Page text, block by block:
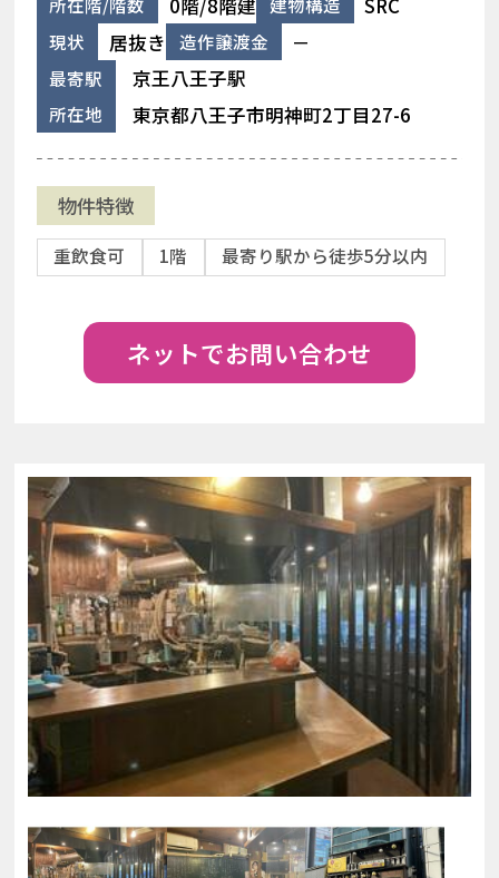
0階/8階建 SRC
現状 居抜き 造作譲渡金 －
最寄駅 京王八王子駅
所在地 東京都八王子市明神町2丁目27-6
物件特徴
重飲食可 1階 最寄り駅から徒歩5分以内
ネットでお問い合わせ